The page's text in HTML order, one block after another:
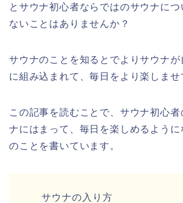
とサウナ初心者ならではのサウナにつ
ないことはありませんか？
サウナのことを知るとでよりサウナ
に組み込まれて、毎日をより楽しませ
この記事を読むことで、サウナ初心者
ナにはまって、毎日を楽しめるよう
のことを書いています。
サウナの入り方